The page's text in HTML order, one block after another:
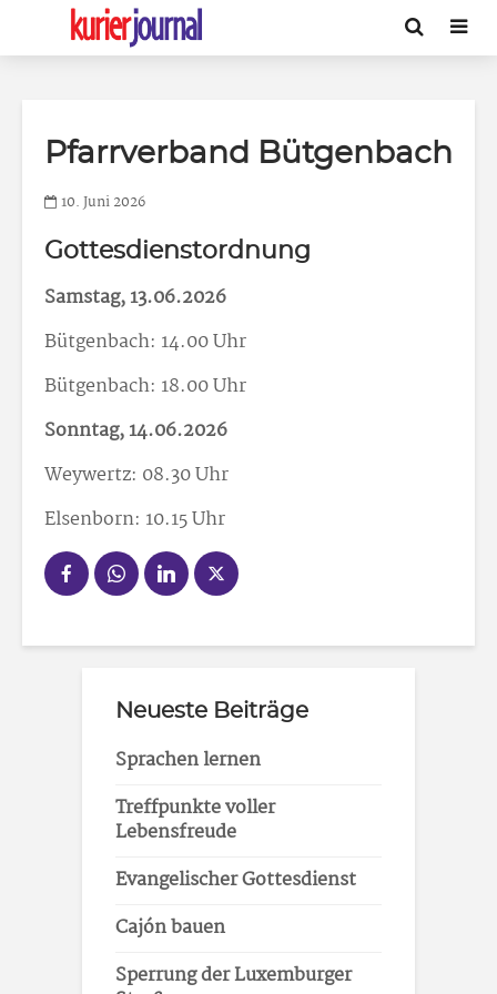
Pfarrverband Bütgenbach
10. Juni 2026
Gottesdienstordnung
Samstag, 13.06.2026
Bütgenbach: 14.00 Uhr
Bütgenbach: 18.00 Uhr
Sonntag, 14.06.2026
Weywertz: 08.30 Uhr
Elsenborn: 10.15 Uhr
Neueste Beiträge
Sprachen lernen
Treffpunkte voller
Lebensfreude
Evangelischer Gottesdienst
Cajón bauen
Sperrung der Luxemburger